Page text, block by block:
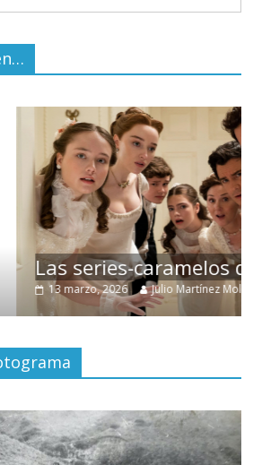
de Shondaland
Julio Martínez Molina 0